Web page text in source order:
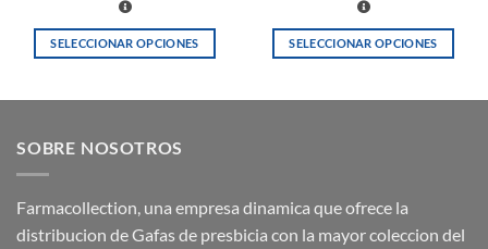
SELECCIONAR OPCIONES
variantes.
opciones
se
SELECCIONAR OPCIONES
opciones
SOBRE NOSOTROS
Farmacollection, una empresa dinamica que ofrece la
distribucion de Gafas de presbicia con la mayor coleccion del